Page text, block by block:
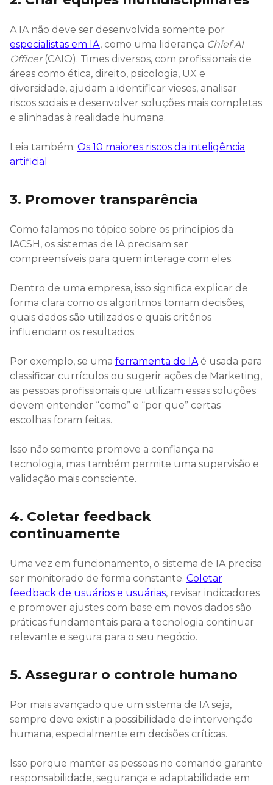
A IA não deve ser desenvolvida somente por
especialistas em IA, como uma liderança Chief AI
Officer(CAIO). Times diversos, com profissionais de
áreas como ética, direito, psicologia, UX e
diversidade, ajudam a identificar vieses, analisar
riscos sociais e desenvolver soluções mais completas
e alinhadas à realidade humana.
Leia também: Os 10 maiores riscos da inteligência
artificial
3. Promover transparência
Como falamos no tópico sobre os princípios da
IACSH, os sistemas de IA precisam ser
compreensíveis para quem interage com eles.
Dentro de uma empresa, isso significa explicar de
forma clara como os algoritmos tomam decisões,
quais dados são utilizados e quais critérios
influenciam os resultados.
Por exemplo, se uma ferramenta de IAé usada para
classificar currículos ou sugerir ações de Marketing,
as pessoas profissionais que utilizam essas soluções
devem entender “como” e “por que” certas
escolhas foram feitas.
Isso não somente promove a confiança na
tecnologia, mas também permite uma supervisão e
validação mais consciente.
4. Coletar feedback
continuamente
Uma vez em funcionamento, o sistema de IA precisa
ser monitorado de forma constante. Coletar
feedback de usuários e usuárias, revisar indicadores
e promover ajustes com base em novos dados são
práticas fundamentais para a tecnologia continuar
relevante e segura para o seu negócio.
5. Assegurar o controle humano
Por mais avançado que um sistema de IA seja,
sempre deve existir a possibilidade de intervenção
humana, especialmente em decisões críticas.
Isso porque manter as pessoas no comando garante
responsabilidade, segurança e adaptabilidade em